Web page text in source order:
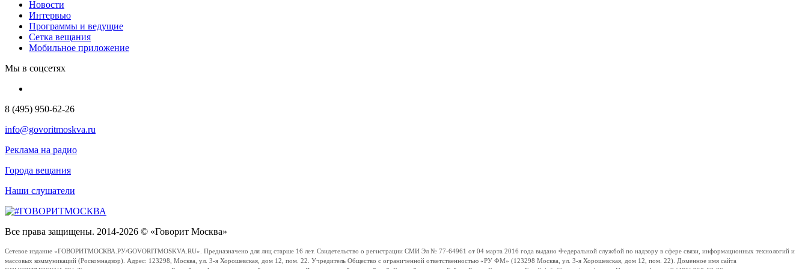
Новости
Интервью
Программы и ведущие
Сетка вещания
Мобильное приложение
Мы в соцсетях
8 (495) 950-62-26
info@govoritmoskva.ru
Реклама на радио
Города вещания
Наши слушатели
Все права защищены. 2014-2026 © «Говорит Москва»
Сетевое издание «ГОВОРИТМОСКВА.РУ/GOVORITMOSKVA.RU». Предназначено для лиц старше 16 лет. Свидетельство о регистрации СМИ Эл № 77-64961 от 04 марта 2016 года выдано Федеральной службой по надзору в сфере связи, информационных технологий и
массовых коммуникаций (Роскомнадзор). Адрес: 123298, Москва, ул. 3-я Хорошевская, дом 12, пом. 22. Учредитель Общество с ограниченной ответственностью «РУ ФМ» (123298 Москва, ул. 3-я Хорошевская, дом 12, пом. 22). Доменное имя сайта